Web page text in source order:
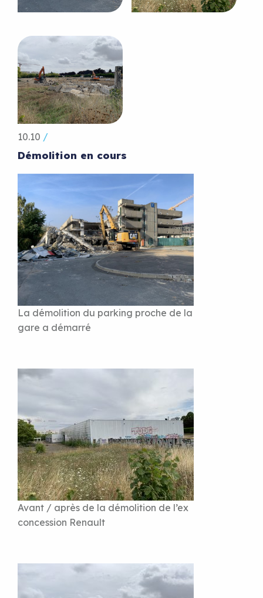
10.10 /
Démolition en cours
La démolition du parking proche de la
gare a démarré
Avant / après de la démolition de l’ex
concession Renault